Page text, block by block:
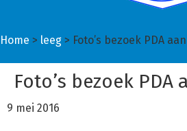
Home > leeg > Foto’s bezoek PDA
Foto’s bezoek PDA
9 mei 2016